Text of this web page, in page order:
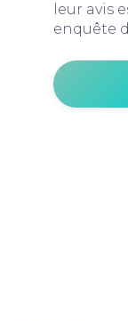
leur avis
enquête